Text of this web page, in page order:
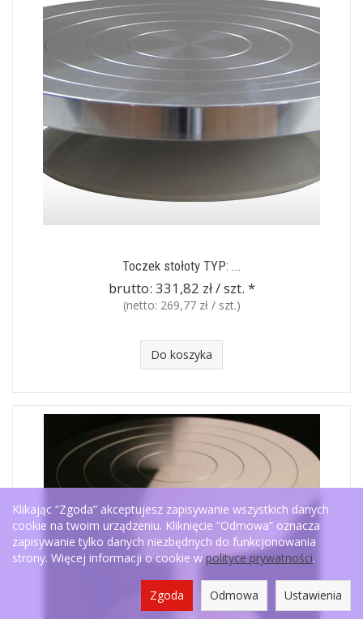
Toczek stołoty TYP: ...
brutto: 331,82 zł / szt. *
(netto: 269,77 zł / szt.)
Do koszyka
Klikając “Zgoda” akceptujesz zapisywanie wszystkich danych
cookie na twoim urządzeniu. Kliknięcie “Odmowa” oznacza
zapisywanie tylko danych niezbędnych do funkcjonowania
strony. Więcej informacji o cookie wpolityce prywatności.
Ustawienia
Odmowa
Zgoda